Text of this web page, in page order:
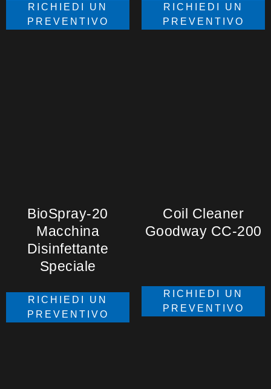
RICHIEDI UN
PREVENTIVO
RICHIEDI UN
PREVENTIVO
BioSpray-20
Macchina
Disinfettante
Speciale
RICHIEDI UN
PREVENTIVO
Coil Cleaner
Goodway CC-200
RICHIEDI UN
PREVENTIVO